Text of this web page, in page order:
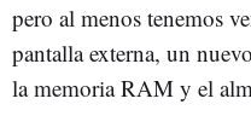
pero al menos tenemos
pantalla externa, un
la memoria RAM y el